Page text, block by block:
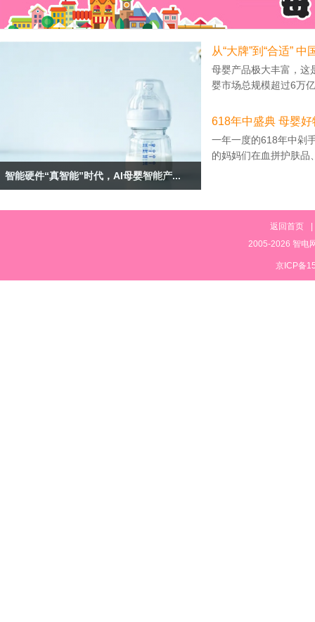
智能硬件“真智能”时代，AI母婴智能产...
从“大牌”到“合适”
母婴产品极大丰富，
婴市场总规模超过6万
618年中盛典 母婴
一年一度的618年中剁
的妈妈们在血拼护肤品
返回首页
2005-2026 智电
京ICP备